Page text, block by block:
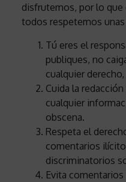
disfrutemos, por lo
todos respetemos
Tú eres el
publiques, no
cualquier
Cuida la
cualquier
obscena.
Respeta el
comentarios
discriminatorios
Evita